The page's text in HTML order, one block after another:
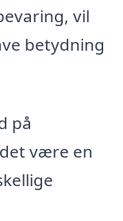
vil
betydning
på
være en